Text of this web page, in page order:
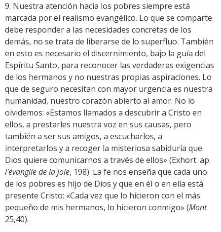
9. Nuestra atención hacia los pobres siempre está
marcada por el realismo evangélico. Lo que se comparte
debe responder a las necesidades concretas de los
demás, no se trata de liberarse de lo superfluo. También
en esto es necesario el discernimiento, bajo la guía del
Espíritu Santo, para reconocer las verdaderas exigencias
de los hermanos y no nuestras propias aspiraciones. Lo
que de seguro necesitan con mayor urgencia es nuestra
humanidad, nuestro corazón abierto al amor. No lo
olvidemos: «Estamos llamados a descubrir a Cristo en
ellos, a prestarles nuestra voz en sus causas, pero
también a ser sus amigos, a escucharlos, a
interpretarlos y a recoger la misteriosa sabiduría que
Dios quiere comunicarnos a través de ellos» (Exhort. ap.
l'évangile de la joie, 198). La fe nos enseña que cada uno
de los pobres es hijo de Dios y que en él o en ella está
presente Cristo: «Cada vez que lo hicieron con el más
pequeño de mis hermanos, lo hicieron conmigo» (Mont
25,40).